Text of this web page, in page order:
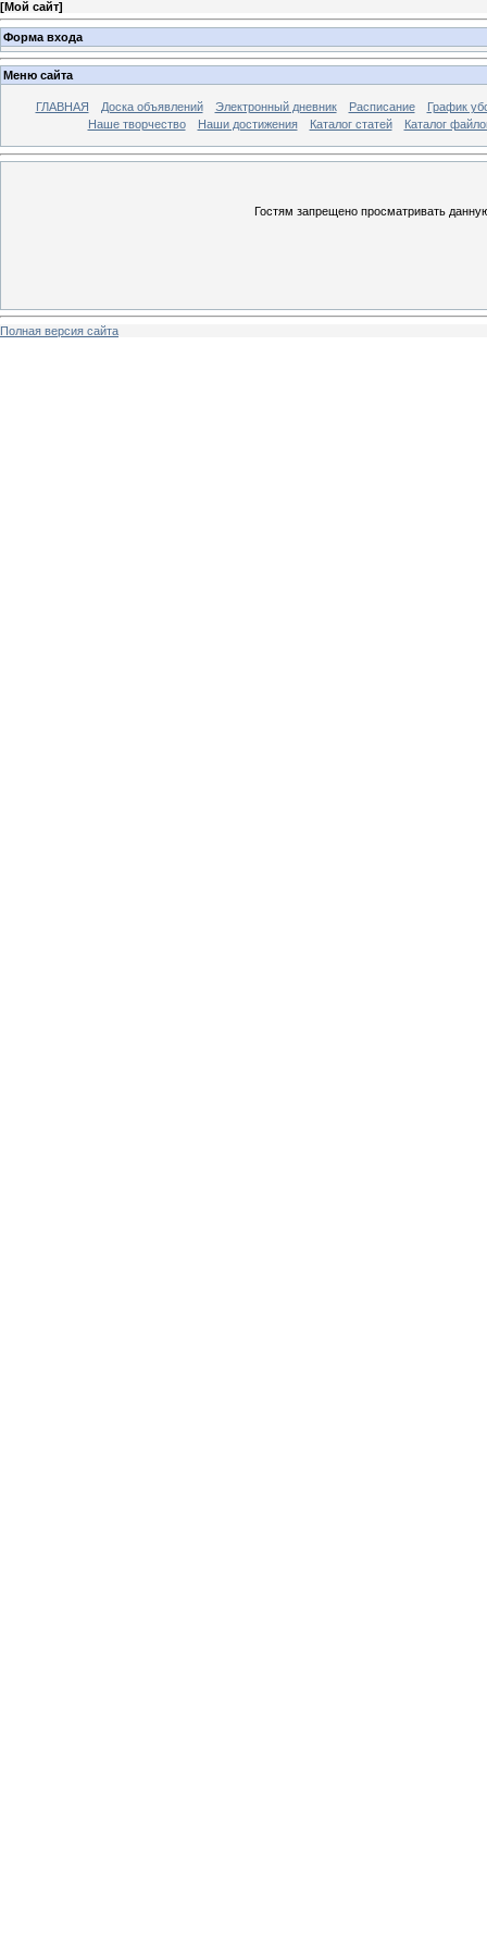
[Мой сайт]
Форма входа
Меню сайта
ГЛАВНАЯ Доска объявлений Электронный дневник Расписание
График
Наше творчество
Наши достижения Каталог статей Каталог
Гостям запрещено просматривать
Полная версия сайта